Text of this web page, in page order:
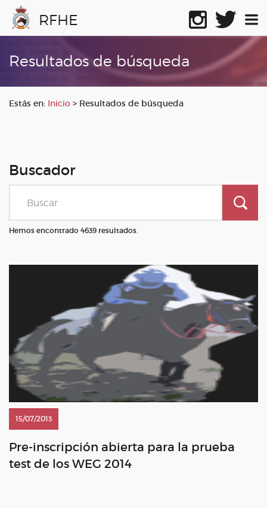
RFHE
Resultados de búsqueda
Estás en: Inicio > Resultados de búsqueda
Buscador
Hemos encontrado 4639 resultados.
15/07/2013
Pre-inscripción abierta para la prueba
test de los WEG 2014